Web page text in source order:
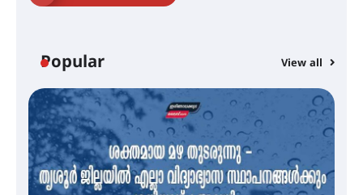
Popular View all
വെള്ളിയാഴ്ച സ്‌ക്രീൻ ചെയ്യുന്നു
സെന്റ് ജോസഫ്സ് കോളജ്
കോമേഴ്‌സ് അസോസിയേഷന്
തുടക്കമായി